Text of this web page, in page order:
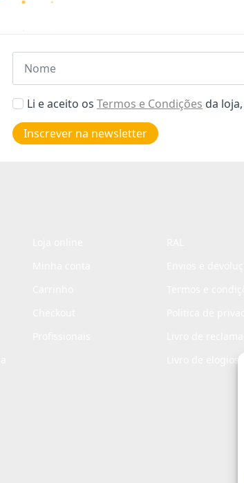
Nome
Aceitar
de
privacidade
Li e aceito os Termos e Condições da
Inscrever na newsletter
Livro de elogios